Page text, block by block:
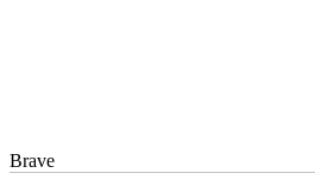
Brave